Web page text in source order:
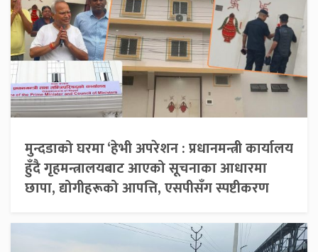
मुन्दडाको घरमा ‘हेभी अपरेशन : प्रधानमन्त्री कार्यालय
हुँदै गृहमन्त्रालयबाट आएको सूचनाका आधारमा
छापा, द्योगीहरूको आपत्ति, एसपीसँग स्पष्टीकरण